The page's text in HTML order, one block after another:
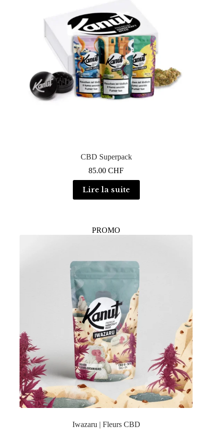
CBD Superpack
85.00CHF
Lire la suite
PROMO
Iwazaru | Fleurs CBD